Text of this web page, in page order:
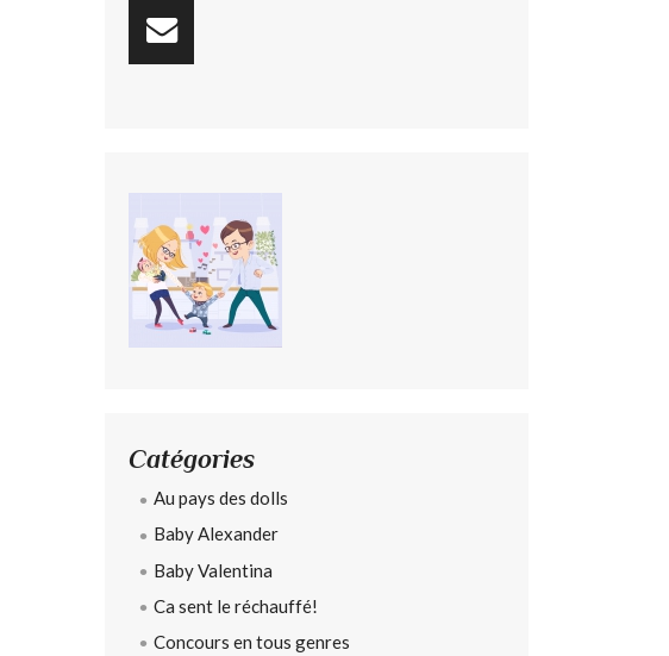
Catégories
Au pays des dolls
Baby Alexander
Baby Valentina
Ca sent le réchauffé!
Concours en tous genres